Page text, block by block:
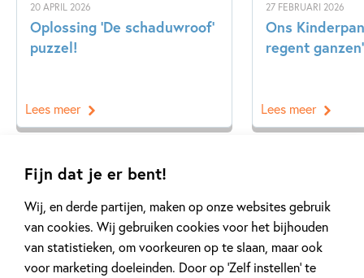
Fijn dat je er bent!
Wij, en derde partijen, maken op onze websites gebruik
van cookies. Wij gebruiken cookies voor het bijhouden
van statistieken, om voorkeuren op te slaan, maar ook
voor marketing doeleinden. Door op ‘Zelf instellen’ te
20 APRIL 2026
Oplossing ‘De schaduwroof’
puzzel!
Lees meer
27 FEBRUARI 2026
Ons
regent ganzen’
Lees meer
Bekijk alle artikelen